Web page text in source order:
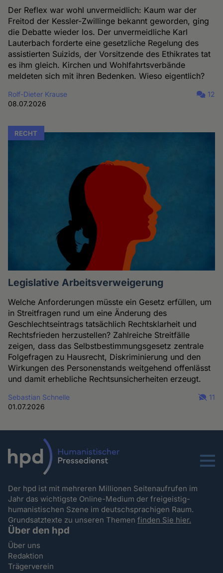
Der Reflex war wohl unvermeidlich: Kaum war der
Freitod der Kessler-Zwillinge bekannt geworden, ging
die Debatte wieder los. Der unvermeidliche Karl
Lauterbach forderte eine gesetzliche Regelung des
assistierten Suizids, der Vorsitzende des Ethikrates tat
es ihm gleich. Kirchen und Wohlfahrtsverbände
meldeten sich mit ihren Bedenken. Wieso eigentlich?
Rolf-Dieter Krause
08.07.2026
12
RECHT
Legislative Arbeitsverweigerung
Welche Anforderungen müsste ein Gesetz erfüllen, um
in Streitfragen rund um eine Änderung des
Geschlechtseintrags tatsächlich Rechtsklarheit und
Rechtsfrieden herzustellen? Zahlreiche Streitfälle
zeigen, dass das Selbstbestimmungsgesetz zentrale
Folgefragen zu Hausrecht, Diskriminierung und den
Wirkungen des Personenstands weitgehend offenlässt
und damit erhebliche Rechtsunsicherheiten erzeugt.
Sebastian Schnelle
01.07.2026
11
Menu
Der hpd ist mit mehreren Millionen Seitenaufrufen im
Jahr das wichtigste Online-Medium der freigeistig-
humanistischen Szene im deutschsprachigen Raum.
Grundsatztexte zu unseren Themenfinden Sie hier.
Über den hpd
Über uns
Redaktion
Trägerverein